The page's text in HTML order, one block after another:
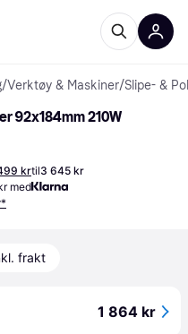
/Verktøy & Maskiner/Slipe- &
92x184mm 210W
krtil3 645 kr
med
frakt
1 864 kr